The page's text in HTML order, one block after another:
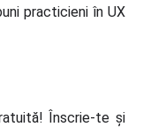
practicieni în UX
Înscrie-te și